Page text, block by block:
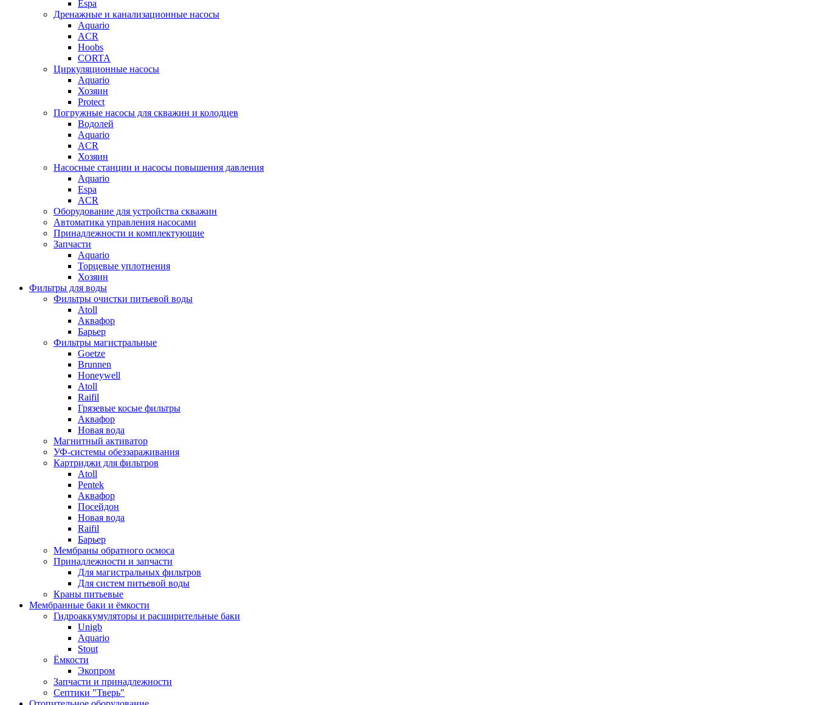
Espa
Дренажные и канализационные насосы
Aquario
ACR
Hoobs
CORTA
Циркуляционные насосы
Aquario
Хозяин
Protect
Погружные насосы для скважин и колодцев
Водолей
Aquario
ACR
Хозяин
Насосные станции и насосы повышения давления
Aquario
Espa
ACR
Оборудование для устройства скважин
Автоматика управления насосами
Принадлежности и комплектующие
Запчасти
Aquario
Торцевые уплотнения
Хозяин
Фильтры для воды
Фильтры очистки питьевой воды
Atoll
Аквафор
Барьер
Фильтры магистральные
Goetze
Brunnen
Honeywell
Atoll
Raifil
Грязевые косые фильтры
Аквафор
Новая вода
Магнитный активатор
УФ-системы обеззараживания
Картриджи для фильтров
Atoll
Pentek
Аквафор
Посейдон
Новая вода
Raifil
Барьер
Мембраны обратного осмоса
Принадлежности и запчасти
Для магистральных фильтров
Для систем питьевой воды
Краны питьевые
Мембранные баки и ёмкости
Гидроаккумуляторы и расширительные баки
Unigb
Aquario
Stout
Ёмкости
Экопром
Запчасти и принадлежности
Септики "Тверь"